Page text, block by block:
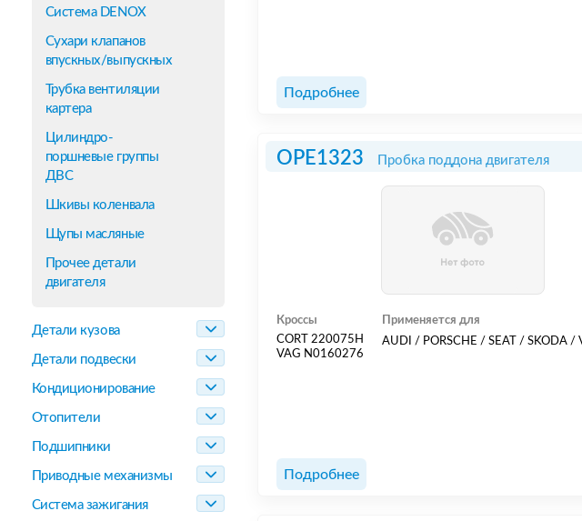
Система DENOX
Сухари клапанов
впускных/выпускных
Трубка вентиляции
картера
Цилиндро-
поршневые группы
ДВС
Шкивы коленвала
Щупы масляные
Прочее детали
двигателя
Детали кузова
Детали подвески
Кондиционирование
Отопители
Подшипники
Приводные механизмы
Система зажигания
Подробнее
OPE1323 Пробка поддона двигателя
Кроссы
CORT 220075H
VAG N0160276
Применяется для
AUDI / PORSCHE / SEAT / SKODA /
Подробнее